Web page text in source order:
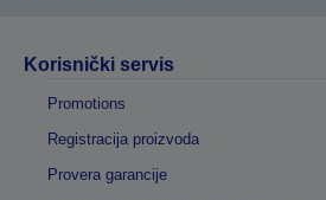
Korisnički servis
Promotions
Registracija proizvoda
Provera garancije